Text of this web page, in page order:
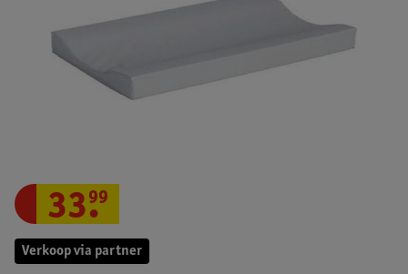
Verkoop via partner
33.
99